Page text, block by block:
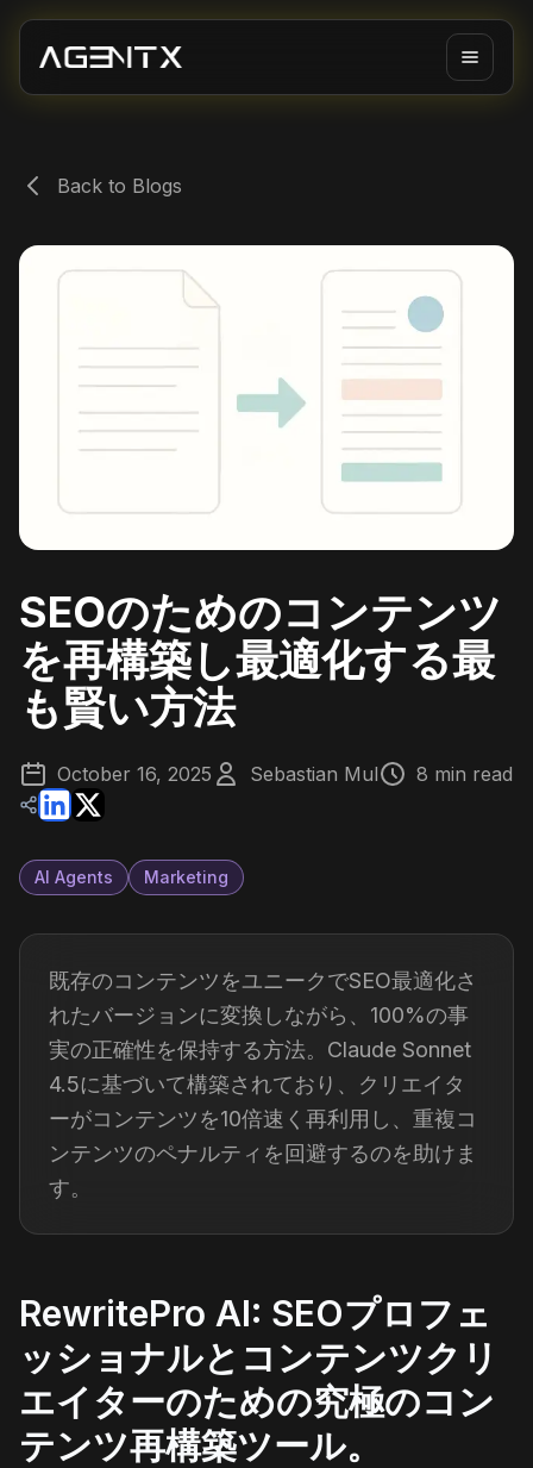
Back to Blogs
SEOのためのコンテンツ
を再構築し最適化する最
も賢い方法
October 16, 2025 Sebastian Mul 8 min read
AI Agents Marketing
既存のコンテンツをユニークでSEO最適化さ
れたバージョンに変換しながら、100%の事
実の正確性を保持する方法。Claude Sonnet
4.5に基づいて構築されており、クリエイタ
ーがコンテンツを10倍速く再利用し、重複コ
ンテンツのペナルティを回避するのを助けま
す。
RewritePro AI: SEOプロフェ
ッショナルとコンテンツクリ
エイターのための究極のコン
テンツ再構築ツール。